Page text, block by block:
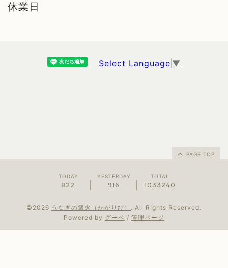
休業日
Select Language ▼
PAGE TOP
TODAY
822
YESTERDAY
916
TOTAL
1033240
©2026 うなぎの篝火（かがりび） . All Rights Reserved.
Powered by グーペ / 管理ページ